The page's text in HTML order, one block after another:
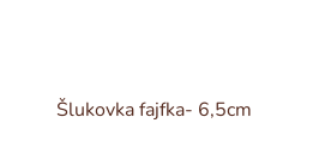
Šlukovka fajfka- 6,5cm